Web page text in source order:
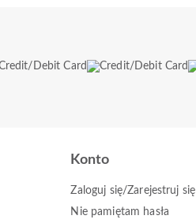
Konto
Zaloguj się/Zarejestruj się
Nie pamiętam hasła